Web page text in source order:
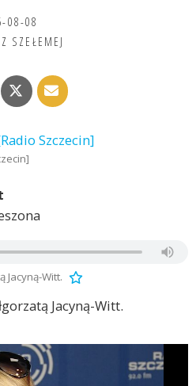
08-08
SZEŁEMEJ
Jacyną-Witt.
Jacyną-Witt.